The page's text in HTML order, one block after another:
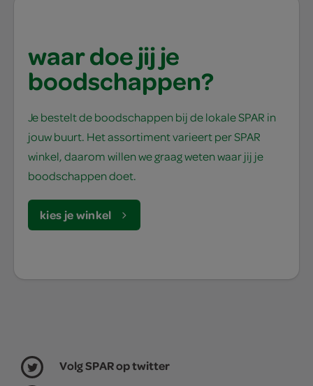
waar doe jij je
boodschappen?
Je bestelt de boodschappen bij de lokale SPAR in
jouw buurt. Het assortiment varieert per SPAR
winkel, daarom willen we graag weten waar jij je
boodschappen doet.
kies je winkel
Volg SPAR op twitter